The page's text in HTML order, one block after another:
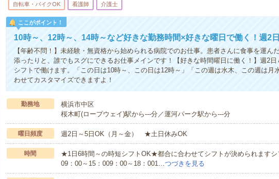
自転車・バイクOK 看護師 介護士
ここがポイント！
10時～、12時～、14時～など好きな勤務時間×好きな曜日で働く！週2日
【年齢不問！】未経験・無資格から始められる病院でのお仕事。患者さんに食事を運ん
添ったりと、誰でもスグにできるお仕事メインです！【好きな時間曜日に働く！】週2日
シフトで働けます。「この日は10時～、この日は12時～」「この週は水木、この週は月
わせてカスタマイズできますよ！
勤務地
横浜市中区
桜木町(ロープウェイ)駅から---分／運河パーク駅から---分
曜日頻度 週2日～5日OK（月～金） ★土日休みOK
時間
★1日6時間～の時短シフトOK★都合に合わせてシフトが決められますシ
09：00～15：009：00～18：001…つづきを見る